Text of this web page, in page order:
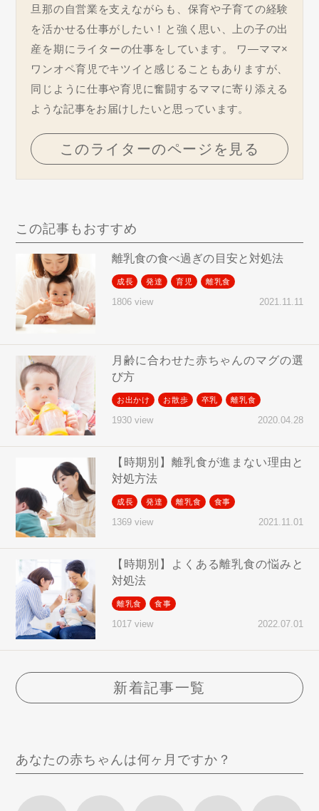
旦那の自営業を支えながらも、保育や子育ての経験
を活かせる仕事がしたい！と強く思い、上の子の出
産を期にライターの仕事をしています。 ワ―ママ×
ワンオペ育児でキツイと感じることもありますが、
同じように仕事や育児に奮闘するママに寄り添える
ような記事をお届けしたいと思っています。
このライターのページを見る
この記事もおすすめ
離乳食の食べ過ぎの目安と対処法
成長 発達 育児 離乳食
1806 view 2021.11.11
月齢に合わせた赤ちゃんのマグの選
び方
お出かけ お散歩 卒乳 離乳食
1930 view 2020.04.28
【時期別】離乳食が進まない理由と
対処方法
成長 発達 離乳食 食事
1369 view 2021.11.01
【時期別】よくある離乳食の悩みと
対処法
離乳食 食事
1017 view 2022.07.01
新着記事一覧
あなたの赤ちゃんは何ヶ月ですか？